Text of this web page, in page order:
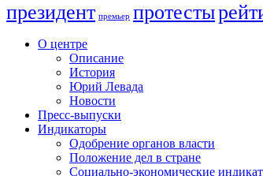
президент премьер протесты
О центре
Описание
История
Юрий Левада
Новости
Пресс-выпуски
Индикаторы
Одобрение органов власти
Положение дел в стране
Социально-экономические